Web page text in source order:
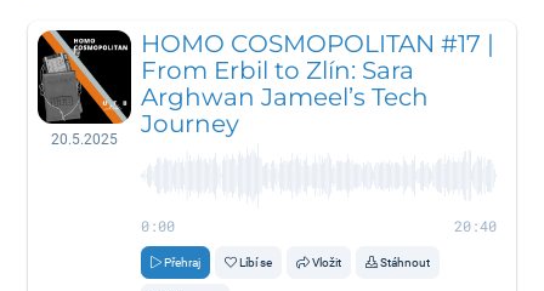
20.5.2025
HOMO COSMOPOLITAN #17 |
From Erbil to Zlín: Sara
Arghwan Jameel’s Tech
Journey
0:00 20:40
Přehraj Líbí se Vložit Stáhnout